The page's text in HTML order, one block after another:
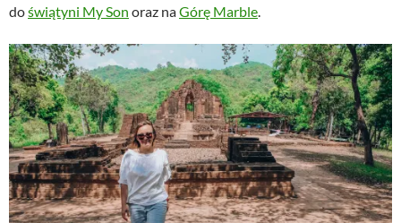
doświątyni My Son oraz naGórę Marble.